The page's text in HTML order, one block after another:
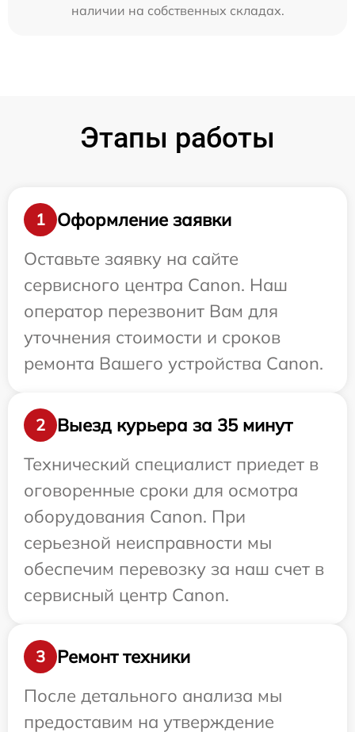
наличии на собственных складах.
Этапы работы
1
Оформление заявки
Оставьте заявку на сайте
сервисного центра Canon. Наш
оператор перезвонит Вам для
уточнения стоимости и сроков
ремонта Вашего устройства Canon.
2
Выезд курьера за 35 минут
Технический специалист приедет в
оговоренные сроки для осмотра
оборудования Canon. При
серьезной неисправности мы
обеспечим перевозку за наш счет в
сервисный центр Canon.
3
Ремонт техники
После детального анализа мы
предоставим на утверждение